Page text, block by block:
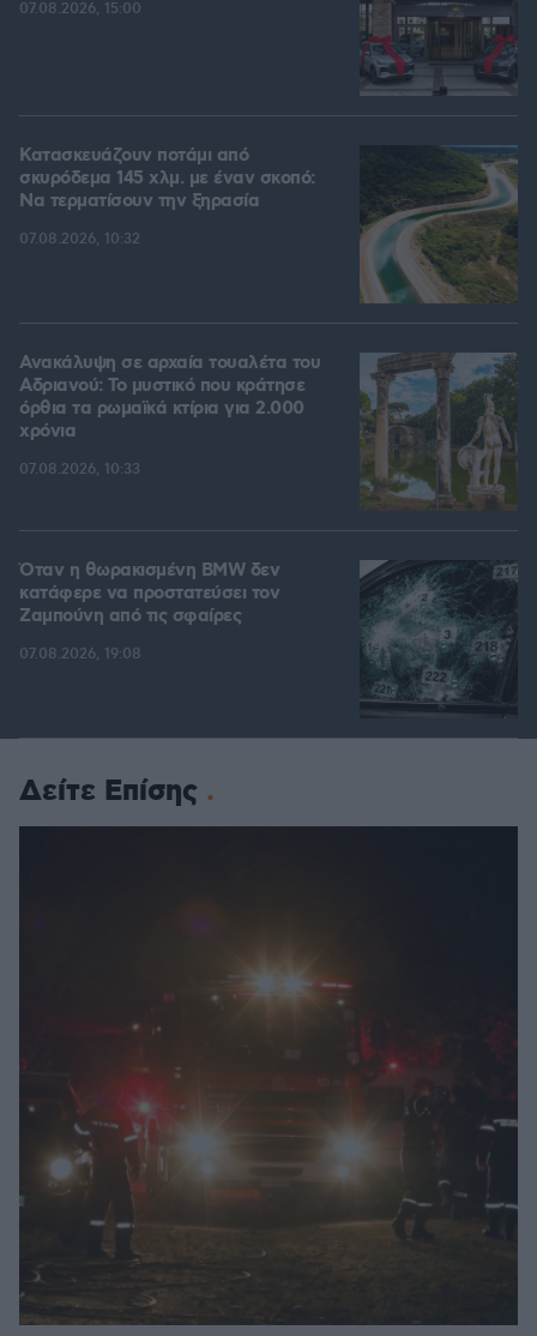
07.08.2026, 15:00
Κατασκευάζουν ποτάμι από
σκυρόδεμα 145 χλμ. με έναν σκοπό:
Να τερματίσουν την ξηρασία
07.08.2026, 10:32
Ανακάλυψη σε αρχαία τουαλέτα του
Αδριανού: Το μυστικό που κράτησε
όρθια τα ρωμαϊκά κτίρια για 2.000
χρόνια
07.08.2026, 10:33
Όταν η θωρακισμένη BMW δεν
κατάφερε να προστατεύσει τον
Ζαμπούνη από τις σφαίρες
07.08.2026, 19:08
Δείτε Επίσης